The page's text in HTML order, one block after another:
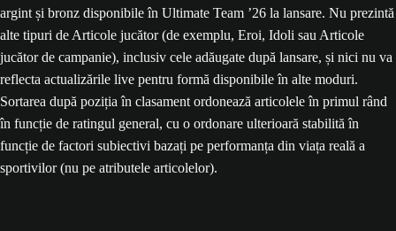
argint și bronz disponibile în Ultimate Team ’26 la lansare. Nu prezintă
alte tipuri de Articole jucător (de exemplu, Eroi, Idoli sau Articole
jucător de campanie), inclusiv cele adăugate după lansare, și nici nu va
reflecta actualizările live pentru formă disponibile în alte moduri.
Sortarea după poziția în clasament ordonează articolele în primul rând
în funcție de ratingul general, cu o ordonare ulterioară stabilită în
funcție de factori subiectivi bazați pe performanța din viața reală a
sportivilor (nu pe atributele articolelor).